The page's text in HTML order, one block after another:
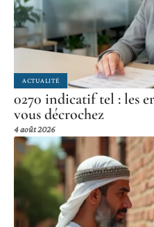
ACTUALITÉ
0270 indicatif tel : les
vous décrochez
4 août 2026